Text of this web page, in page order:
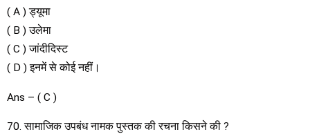
( A ) ड्यूमा
( B ) उलेमा
( C ) जांदीदिस्ट
( D ) इनमें से कोई नहीं।
Ans – ( C )
70. सामाजिक उपबंध नामक पुस्तक की रचना किसने की ?